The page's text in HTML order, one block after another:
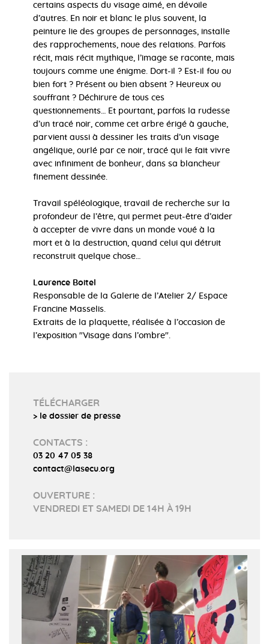
certains aspects du visage aimé, en dévoile
d’autres. En noir et blanc le plus souvent, la
peinture lie des groupes de personnages, installe
des rapprochements, noue des relations. Parfois
récit, mais récit mythique, l’image se raconte, mais
toujours comme une énigme. Dort-il ? Est-il fou ou
bien fort ? Présent ou bien absent ? Heureux ou
souffrant ? Déchirure de tous ces
questionnements… Et pourtant, parfois la rudesse
d’un tracé noir, comme cet arbre érigé à gauche,
parvient aussi à dessiner les traits d’un visage
angélique, ourlé par ce noir, tracé qui le fait vivre
avec infiniment de bonheur, dans sa blancheur
finement dessinée.
Travail spéléologique, travail de recherche sur la
profondeur de l’être, qui permet peut-être d’aider
à accepter de vivre dans un monde voué à la
mort et à la destruction, quand celui qui détruit
reconstruit quelque chose…
Laurence Boitel
Responsable de la Galerie de l’Atelier 2/ Espace
Francine Masselis.
Extraits de la plaquette, réalisée à l’occasion de
l’exposition "Visage dans l’ombre".
TÉLÉCHARGER
> le dossier de presse
CONTACTS :
03 20 47 05 38
contact@lasecu.org
OUVERTURE :
VENDREDI ET SAMEDI DE 14H À 19H